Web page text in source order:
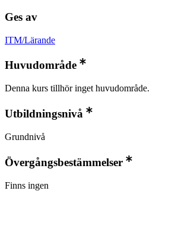
Ges av
ITM/Lärande
Huvudområde
Denna kurs tillhör inget huvudområde.
Utbildningsnivå
Grundnivå
Övergångsbestämmelser
Finns ingen